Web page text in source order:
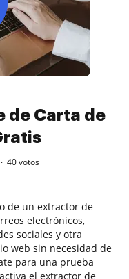
de Carta de
40votos
de un extractor de
electrónicos,
sociales y otra
web sin necesidad de
para una prueba
el extractor de